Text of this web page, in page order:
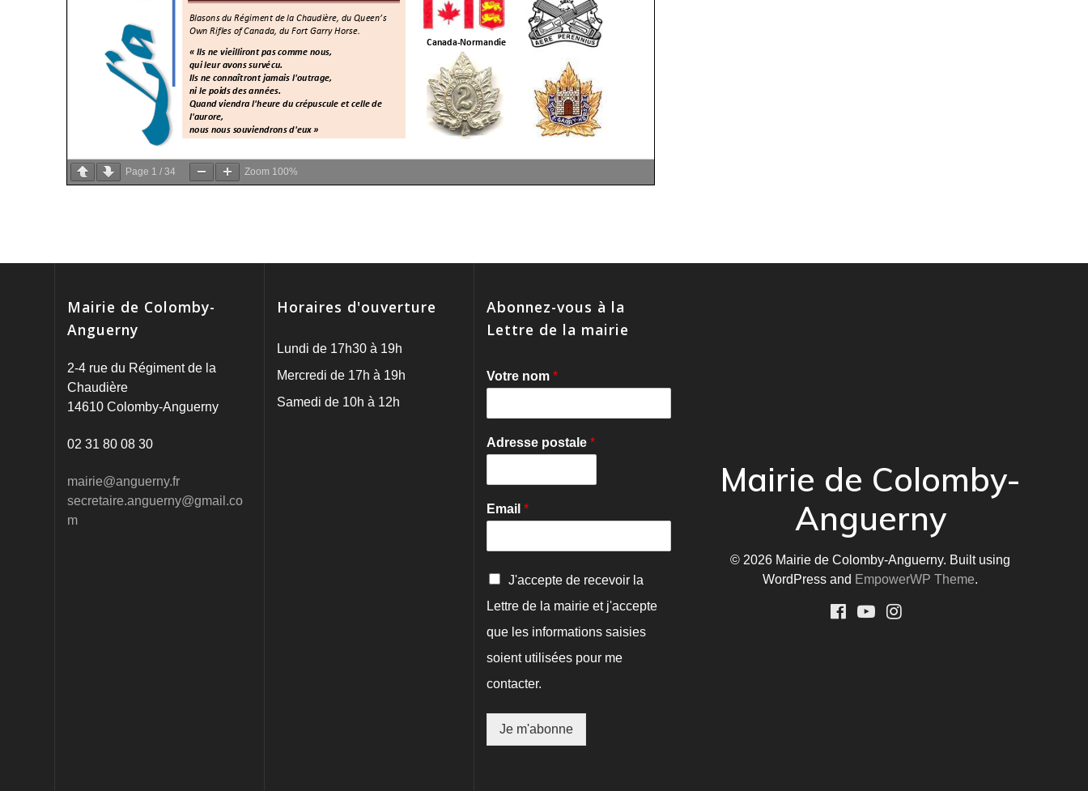
Page 1 /34 Zoom 100%
Mairie de Colomby-
Anguerny
2-4 rue du Régiment de la
Chaudière
14610 Colomby-Anguerny
02 31 80 08 30
mairie@anguerny.fr
secretaire.anguerny@gmail.co
m
Horaires d'ouverture
Lundi de 17h30 à 19h
Mercredi de 17h à 19h
Samedi de 10h à 12h
Abonnez-vous à la
Lettre de la mairie
Votre nom *
Adresse postale *
Email *
C
n
i
r
a
J'accepte de recevoir la
Lettre de la mairie et j'accepte
que les informations saisies
soient utilisées pour me
contacter.
Je m'abonne
Mairie de Colomby-
Anguerny
© 2026 Mairie de Colomby-Anguerny. Built using
WordPress and EmpowerWP Theme.